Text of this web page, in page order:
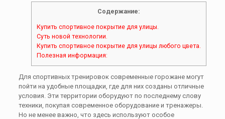
Содержание:
Купить спортивное покрытие для улицы.
Суть новой технологии.
Купить спортивное покрытие для улицы любого цвета.
Полезная информация:
Для спортивных тренировок современные горожане могут
пойти на удобные площадки, где для них созданы отличные
условия. Эти территории оборудуют по последнему слову
техники, покупая современное оборудование и тренажеры.
Но не менее важно, что здесь используют особое